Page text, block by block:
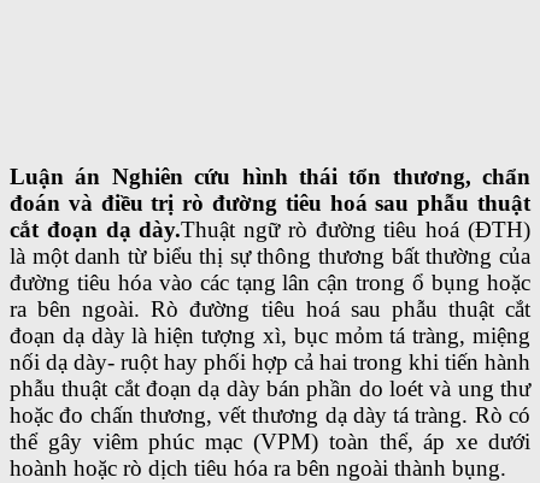
Luận án Nghiên cứu hình thái tổn thương, chẩn
đoán và điều trị rò đường tiêu hoá sau phẫu thuật
cắt đoạn dạ dày.Thuật ngữ rò đường tiêu hoá (ĐTH)
là một danh từ biểu thị sự thông thương bất thường của
đường tiêu hóa vào các tạng lân cận trong ổ bụng hoặc
ra bên ngoài. Rò đường tiêu hoá sau phẫu thuật cắt
đoạn dạ dày là hiện tượng xì, bục mỏm tá tràng, miệng
nối dạ dày- ruột hay phối hợp cả hai trong khi tiến hành
phẫu thuật cắt đoạn dạ dày bán phần do loét và ung thư
hoặc đo chấn thương, vết thương dạ dày tá tràng. Rò có
thể gây viêm phúc mạc (VPM) toàn thể, áp xe dưới
hoành hoặc rò dịch tiêu hóa ra bên ngoài thành bụng.